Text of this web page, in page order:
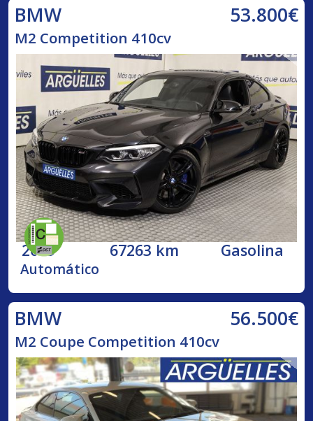
BMW 53.800€
M2 Competition 410cv
2019 67263 km Gasolina
Automático
BMW 56.500€
M2 Coupe Competition 410cv